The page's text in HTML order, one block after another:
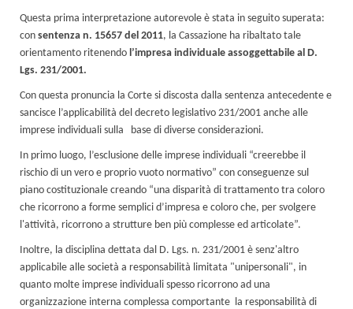
Questa prima interpretazione autorevole è stata in seguito superata:
con sentenza n. 15657 del 2011, la Cassazione ha ribaltato tale
orientamento ritenendo l’impresa individuale assoggettabile al D.
Lgs. 231/2001.
Con questa pronuncia la Corte si discosta dalla sentenza antecedente e
sancisce l’applicabilità del decreto legislativo 231/2001 anche alle
imprese individuali sulla base di diverse considerazioni.
In primo luogo, l’esclusione delle imprese individuali “creerebbe il
rischio di un vero e proprio vuoto normativo” con conseguenze sul
piano costituzionale creando “una disparità di trattamento tra coloro
che ricorrono a forme semplici d’impresa e coloro che, per svolgere
l'attività, ricorrono a strutture ben più complesse ed articolate”.
Inoltre, la disciplina dettata dal D. Lgs. n. 231/2001 è senz'altro
applicabile alle società a responsabilità limitata "unipersonali", in
quanto molte imprese individuali spesso ricorrono ad una
organizzazione interna complessa comportante la responsabilità di